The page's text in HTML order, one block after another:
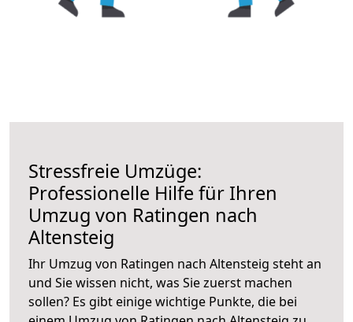
Stressfreie Umzüge:
Professionelle Hilfe für Ihren
Umzug von Ratingen nach
Altensteig
Ihr Umzug von Ratingen nach Altensteig steht an
und Sie wissen nicht, was Sie zuerst machen
sollen? Es gibt einige wichtige Punkte, die bei